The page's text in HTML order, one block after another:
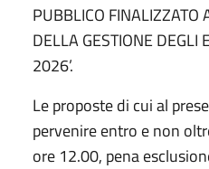
PUBBLICO FINALIZZATO
DELLA GESTIONE DEGLI
2026’.
Le proposte di cui al
pervenire entro e non
ore 12.00, pena